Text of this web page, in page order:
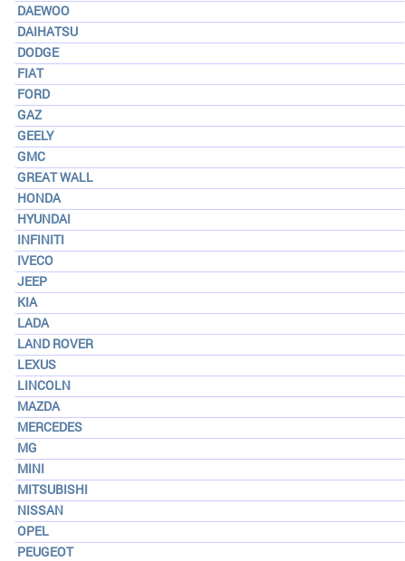
DAEWOO
DAIHATSU
DODGE
FIAT
FORD
GAZ
GEELY
GMC
GREAT WALL
HONDA
HYUNDAI
INFINITI
IVECO
JEEP
KIA
LADA
LAND ROVER
LEXUS
LINCOLN
MAZDA
MERCEDES
MG
MINI
MITSUBISHI
NISSAN
OPEL
PEUGEOT